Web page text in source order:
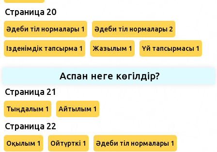
Страница 20
Әдеби тіл нормалары 1 Әдеби тіл нормалары 2
Ізденімдік тапсырма 1 Жазылым 1 Үй тапсырмасы 1
Аспан неге көгілдір?
Страница 21
Тыңдалым 1 Айтылым 1
Страница 22
Оқылым 1 Ойтүрткі 1 Әдеби тіл нормалары 1